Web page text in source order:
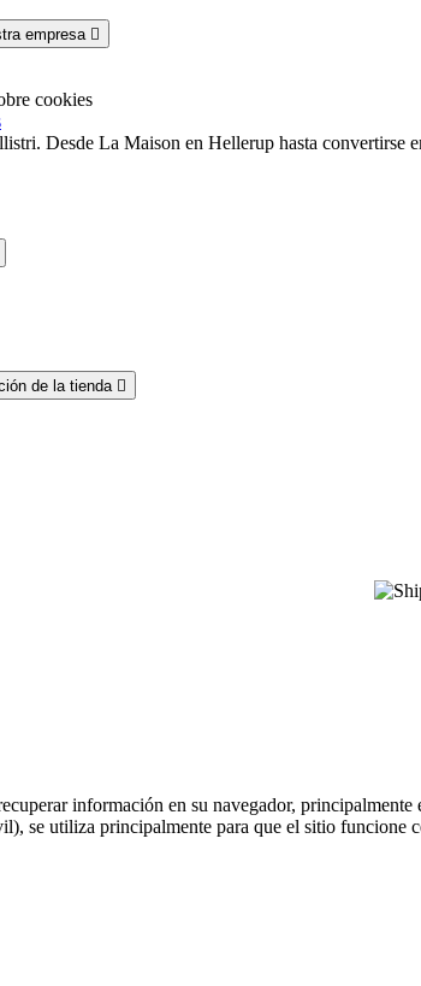
empresa 
cookies
Desde La Maison en Hellerup hasta convertirse
de la tienda 
información en su navegador,
se utiliza principalmente para que el sitio funcione